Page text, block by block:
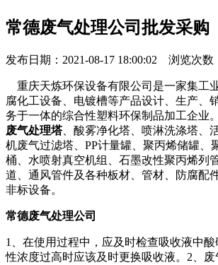
常德废气处理公司批发采购
发布日期：2021-08-17 18:00:02 浏览次数
重庆天炼环保设备有限公司是一家集工
腐化工设备、电镀槽等产品设计、生产、
务于一体的综合性塑料环保制品加工企业
废气处理塔、酸雾净化塔、喷淋洗涤塔、
机废气过滤塔、PP计量罐、聚丙烯储罐、
桶、水喷射真空机组、石墨改性聚丙烯列
道、通风管件及各种板材、管材、防腐配
非标设备。
常德废气处理公司
1、在使用过程中，应及时检查吸收液中
性浓度过高时应该及时更换吸收液。2、